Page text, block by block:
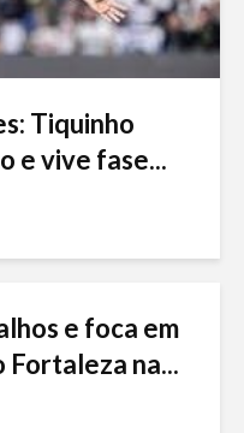
Tiquinho
e vive fase...
e foca em
na...